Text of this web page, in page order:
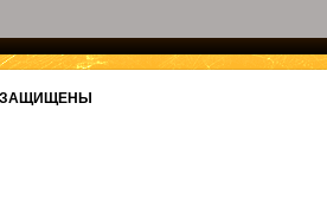
ЗАЩИЩЕНЫ